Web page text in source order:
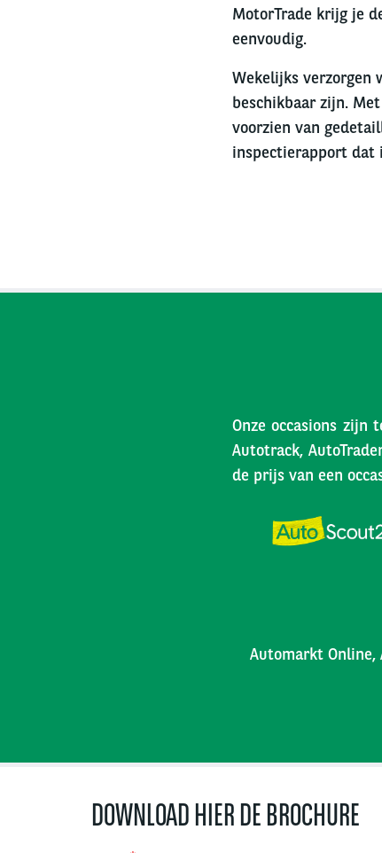
MotorTrade krijg je
eenvoudig.
Wekelijks verzorgen
beschikbaar zijn.
voorzien van
inspectierapport dat
Onze occasions zijn
Autotrack,
de prijs van een
Automarkt Online,
DOWNLOAD HIER DE BROCHURE